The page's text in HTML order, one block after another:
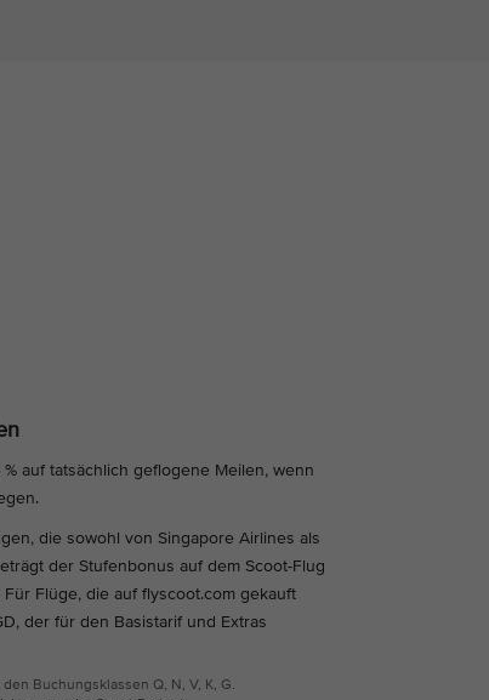
auf tatsächlich geflogene Meilen, wenn
die sowohl von Singapore Airlines als
der Stufenbonus auf dem Scoot-Flug
Flüge, die auf flyscoot.com gekauft
der für den Basistarif und Extras
Buchungsklassen Q, N, V, K, G.